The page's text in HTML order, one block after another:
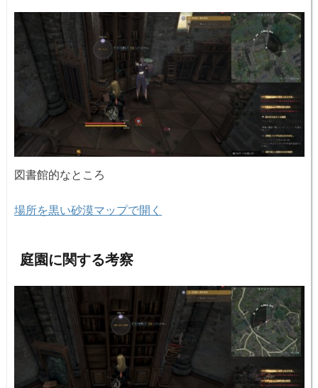
図書館的なところ
場所を黒い砂漠マップで開く
庭園に関する考察